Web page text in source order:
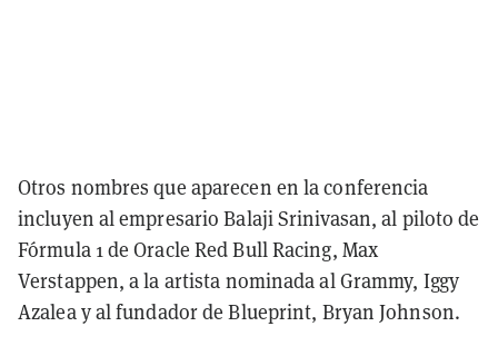
Otros nombres que aparecen en la conferencia
incluyen al empresario Balaji Srinivasan, al piloto de
Fórmula 1 de Oracle Red Bull Racing, Max
Verstappen, a la artista nominada al Grammy, Iggy
Azalea y al fundador de Blueprint, Bryan Johnson.